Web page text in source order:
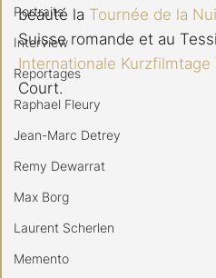
Portraits
Interview
Reportages
Raphael Fleury
Jean-Marc Detrey
Remy Dewarrat
Max Borg
Laurent Scherlen
Memento
beauté la Tournée de la
Suisse romande et au
Internationale
Court.